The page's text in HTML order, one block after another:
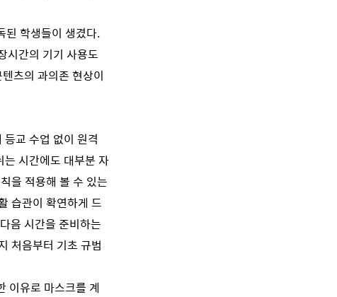
된 학생들이 생겼다.
시간의 기기 사용도
츠의 과의존 현상이
교 수업 없이 원격
시간에도 대부분 자
을 적용해 볼 수 있는
습관이 확연하게 드
음 시간을 준비하는
처음부터 기초 규범
이유로 마스크를 계